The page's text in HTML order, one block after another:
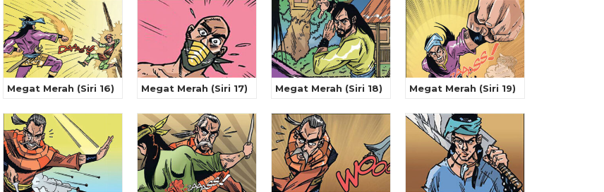
Megat Merah (Siri 16) Megat Merah (Siri 17) Megat Merah (Siri 18) Megat Merah (Siri 19)